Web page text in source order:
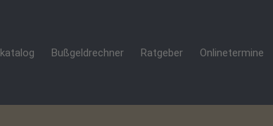
Bußgeldrechner Ratgeber Onlinetermine